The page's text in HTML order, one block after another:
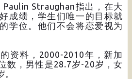
Straughan指出，在大
成绩，学生们唯一的目标就
学位。他们不会将恋爱视为
资料，2000-2010年，新加
数，男性是28.7岁-20岁，女